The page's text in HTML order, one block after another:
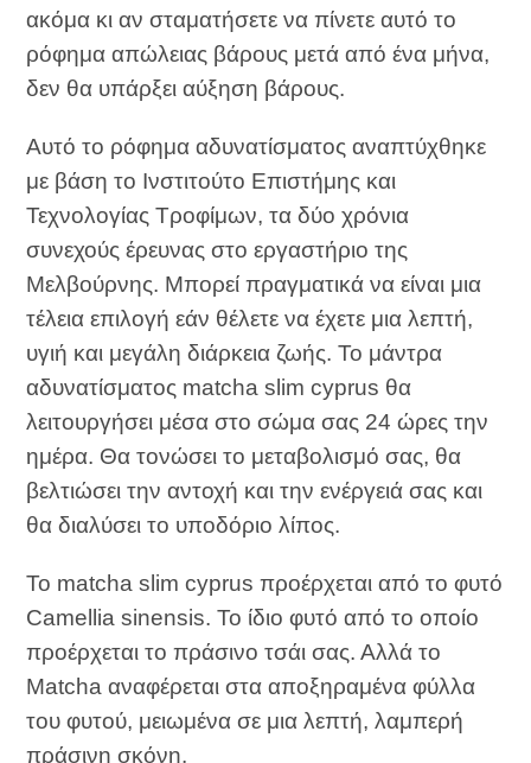
ακόμα κι αν σταματήσετε να πίνετε αυτό το
ρόφημα απώλειας βάρους μετά από ένα μήνα,
δεν θα υπάρξει αύξηση βάρους.
Αυτό το ρόφημα αδυνατίσματος αναπτύχθηκε
με βάση το Ινστιτούτο Επιστήμης και
Τεχνολογίας Τροφίμων, τα δύο χρόνια
συνεχούς έρευνας στο εργαστήριο της
Μελβούρνης. Μπορεί πραγματικά να είναι μια
τέλεια επιλογή εάν θέλετε να έχετε μια λεπτή,
υγιή και μεγάλη διάρκεια ζωής. Το μάντρα
αδυνατίσματος matcha slim cyprus θα
λειτουργήσει μέσα στο σώμα σας 24 ώρες την
ημέρα. Θα τονώσει το μεταβολισμό σας, θα
βελτιώσει την αντοχή και την ενέργειά σας και
θα διαλύσει το υποδόριο λίπος.
Το matcha slim cyprus προέρχεται από το φυτό
Camellia sinensis. Το ίδιο φυτό από το οποίο
προέρχεται το πράσινο τσάι σας. Αλλά το
Matcha αναφέρεται στα αποξηραμένα φύλλα
του φυτού, μειωμένα σε μια λεπτή, λαμπερή
πράσινη σκόνη.